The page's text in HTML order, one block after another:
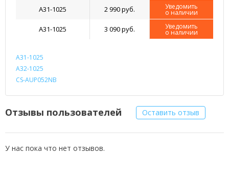
A31-1025 2 990 руб. Уведомить
о наличии
A31-1025 3 090 руб. Уведомить
о наличии
A31-1025
A32-1025
CS-AUP052NB
Отзывы пользователей Оставить отзыв
У нас пока что нет отзывов.